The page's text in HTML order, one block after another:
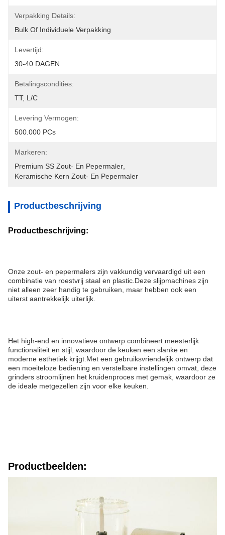
Verpakking Details:
Bulk Of Individuele Verpakking
Levertijd:
30-40 DAGEN
Betalingscondities:
TT, L/C
Levering Vermogen:
500.000 PCs
Markeren:
Premium SS Zout- En Pepermaler
Keramische Kern Zout- En Pepermaler
Productbeschrijving
Productbeschrijving:
Onze zout- en pepermalers zijn vakkundig vervaardigd uit een
combinatie van roestvrij staal en plastic.Deze slijpmachines zijn
niet alleen zeer handig te gebruiken, maar hebben ook een
uiterst aantrekkelijk uiterlijk.
Het high-end en innovatieve ontwerp combineert meesterlijk
functionaliteit en stijl, waardoor de keuken een slanke en
moderne esthetiek krijgt.Met een gebruiksvriendelijk ontwerp dat
een moeiteloze bediening en verstelbare instellingen omvat, deze
grinders stroomlijnen het kruidenproces met gemak, waardoor ze
de ideale metgezellen zijn voor elke keuken.
Productbeelden: